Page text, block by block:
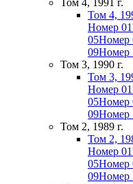
Том 4, 1991 г.
Том 4,
Номер 01
05Номер
09Номер
Том 3, 1990 г.
Том 3,
Номер 01
05Номер
09Номер
Том 2, 1989 г.
Том 2,
Номер 01
05Номер
09Номер